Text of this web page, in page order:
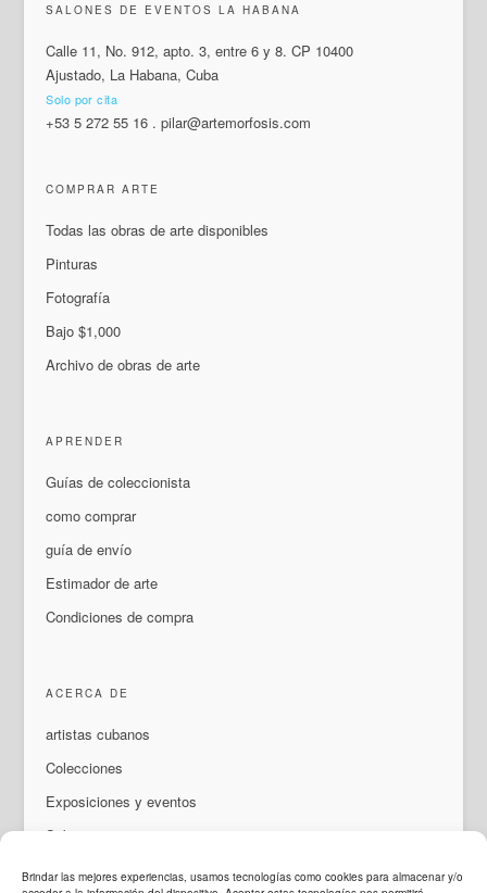
Brindar las mejores experiencias, usamos tecnologías como cookies para almacenar y/o
SALONES DE EVENTOS LA HABANA
Calle 11, No. 912, apto. 3, entre 6 y 8. CP 10400
Ajustado, La Habana, Cuba
Solo por cita
+53 5 272 55 16 .pilar@artemorfosis.com
COMPRAR ARTE
Todas las obras de arte disponibles
Pinturas
Fotografía
Bajo $1,000
Archivo de obras de arte
APRENDER
Guías de coleccionista
como comprar
guía de envío
Estimador de arte
Condiciones de compra
ACERCA DE
artistas cubanos
Colecciones
Exposiciones y eventos
Sobre nosotros
Contacto